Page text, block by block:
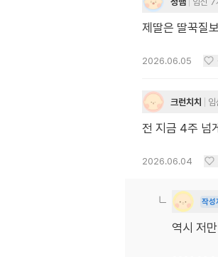
제딸은 딸꾹질
2026.06.05
크런치치
전 지금 4주 넘
2026.06.04
작성
역시 저